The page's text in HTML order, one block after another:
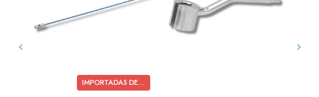
IMPORTADAS DESDE USA